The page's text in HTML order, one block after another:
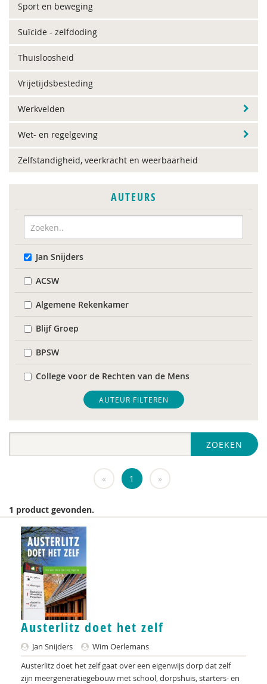
Sport en beweging
Suïcide - zelfdoding
Thuisloosheid
Vrijetijdsbesteding
Werkvelden
Wet- en regelgeving
Zelfstandigheid, veerkracht en weerbaarheid
AUTEURS
Jan Snijders
ACSW
Algemene Rekenkamer
Blijf Groep
BPSW
College voor de Rechten van de Mens
De Raad voor Volksgezondheid & Samenleving
diverse
Fier
GREVIO
het Regeringscommissariaat seksueel
grensoverschrijdend gedrag en seksueel geweld
huisarts
KNMG
Landelijk Kenniscentrum LVB
LIDIE
AUTEUR FILTEREN
ZOEKEN
« 1 »
1 product gevonden.
Austerlitz doet het zelf
Jan Snijders
Wim Oerlemans
Austerlitz doet het zelf gaat over een eigenwijs dorp dat zelf
zijn meergeneratiegebouw met school, dorpshuis, starters- en